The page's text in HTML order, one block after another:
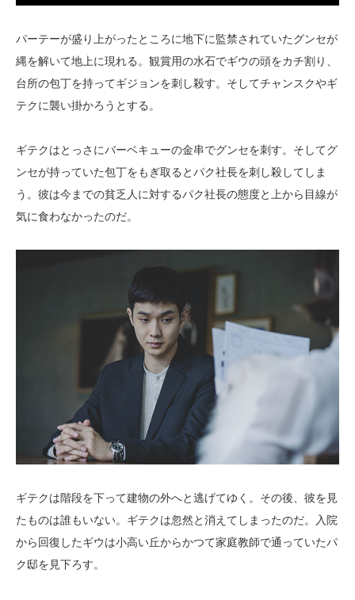
パーテーが盛り上がったところに地下に監禁されていたグンセが
縄を解いて地上に現れる。観賞用の水石でギウの頭をカチ割り、
台所の包丁を持ってギジョンを刺し殺す。そしてチャンスクやギ
テクに襲い掛かろうとする。
ギテクはとっさにバーベキューの金串でグンセを刺す。そしてグ
ンセが持っていた包丁をもぎ取るとパク社長を刺し殺してしま
う。彼は今までの貧乏人に対するパク社長の態度と上から目線が
気に食わなかったのだ。
ギテクは階段を下って建物の外へと逃げてゆく。その後、彼を見
たものは誰もいない。ギテクは忽然と消えてしまったのだ。入院
から回復したギウは小高い丘からかつて家庭教師で通っていたパ
ク邸を見下ろす。